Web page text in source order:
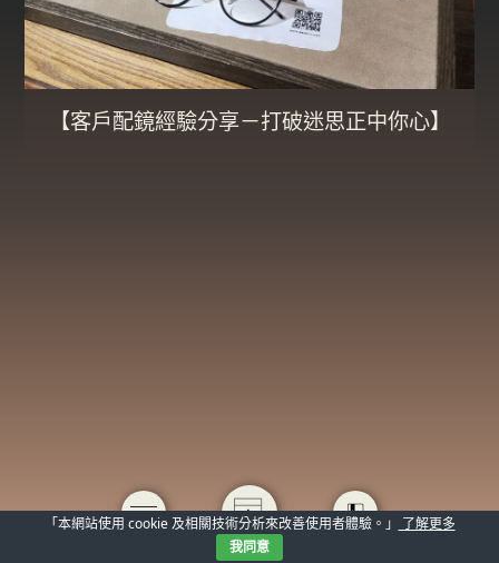
【客戶配鏡經驗分享－打破迷思正中你心】
「本網站使用 cookie 及相關技術分析來改善使用者體驗。」
了解更多
我同意